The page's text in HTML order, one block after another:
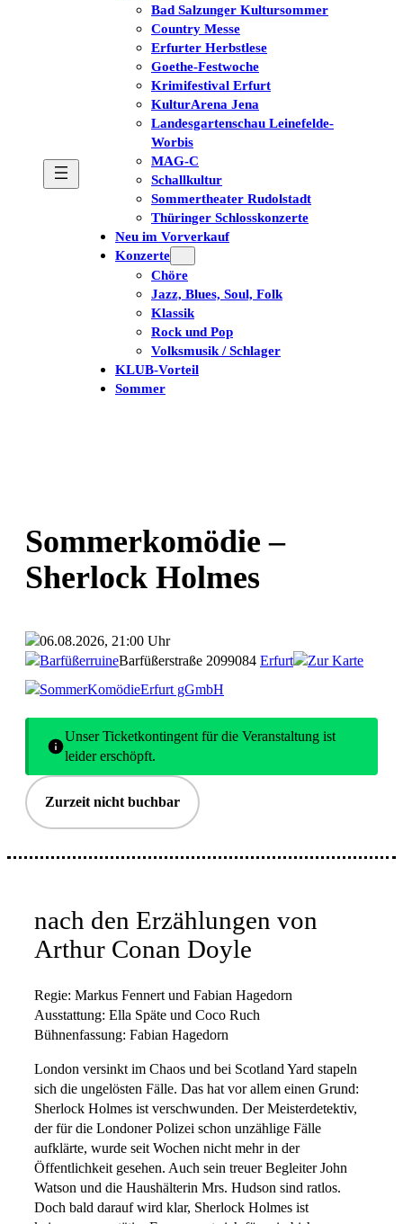
Bad Salzunger Kultursommer
Country Messe
Erfurter Herbstlese
Goethe-Festwoche
Krimifestival Erfurt
KulturArena Jena
Landesgartenschau Leinefelde-
Worbis
MAG-C
Schallkultur
Sommertheater Rudolstadt
Thüringer Schlosskonzerte
Neu im Vorverkauf
Konzerte
Chöre
Jazz, Blues, Soul, Folk
Klassik
Rock und Pop
Volksmusik / Schlager
KLUB-Vorteil
Sommer
Sommerkomödie –
Sherlock Holmes
06.08.2026, 21:00 Uhr
BarfüßerruineBarfüßerstraße 2099084 Erfurt
Zur Karte
SommerKomödieErfurt gGmbH
Unser Ticketkontingent für die Veranstaltung ist
leider erschöpft.
Zurzeit nicht buchbar
nach den Erzählungen von
Arthur Conan Doyle
Regie: Markus Fennert und Fabian Hagedorn
Ausstattung: Ella Späte und Coco Ruch
Bühnenfassung: Fabian Hagedorn
London versinkt im Chaos und bei Scotland Yard stapeln
sich die ungelösten Fälle. Das hat vor allem einen Grund:
Sherlock Holmes ist verschwunden. Der Meisterdetektiv,
der für die Londoner Polizei schon unzählige Fälle
aufklärte, wurde seit Wochen nicht mehr in der
Öffentlichkeit gesehen. Auch sein treuer Begleiter John
Watson und die Haushälterin Mrs. Hudson sind ratlos.
Doch bald darauf wird klar, Sherlock Holmes ist